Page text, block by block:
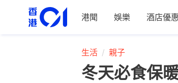
港聞 娛樂 酒店優
生活 親子
冬天必食保